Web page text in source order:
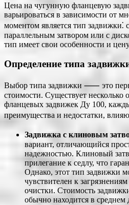
Цена на чугунную фланцевую
варьироваться в зависимости от
моментом является тип задвижки⁚
параллельным затвором или с
тип имеет свои особенности и
Определение типа
Выбор типа задвижки ⸺ это
стоимости. Существует
фланцевых задвижек Ду 100,
преимущества и недостатки,
Задвижка с клиновым
вариант, отличающийся
надежностью. Клиновый
прилегание к седлу, что
Однако, этот тип задвижки
чувствителен к
очистки. Стоимость
обычно находится в среднем